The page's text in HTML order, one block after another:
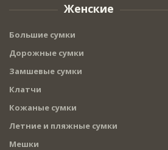
Женские
Большие сумки
Дорожные сумки
Замшевые сумки
Клатчи
Кожаные сумки
Летние и пляжные сумки
Мешки